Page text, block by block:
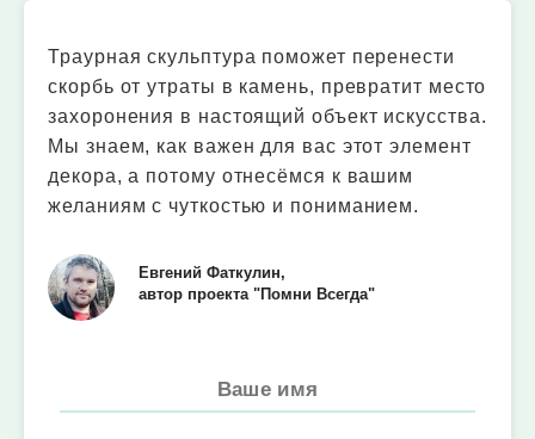
Траурная скульптура поможет перенести
скорбь от утраты в камень, превратит место
захоронения в настоящий объект искусства.
Мы знаем, как важен для вас этот элемент
декора, а потому отнесёмся к вашим
желаниям с чуткостью и пониманием.
Евгений Фаткулин,
автор проекта "Помни Всегда"